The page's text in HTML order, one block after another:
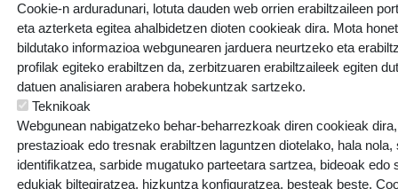
Cookie-n arduradunari, lotuta dauden web orrien erabiltzaileen
eta azterketa egitea ahalbidetzen dioten cookieak dira. Mota
bildutako informazioa webgunearen jarduera neurtzeko eta
profilak egiteko erabiltzen da, zerbitzuaren erabiltzaileek egiten
datuen analisiaren arabera hobekuntzak sartzeko.
Teknikoak
Webgunean nabigatzeko behar-beharrezkoak diren cookieak
prestazioak edo tresnak erabiltzen laguntzen diotelako, hala nola,
identifikatzea, sarbide mugatuko parteetara sartzea, bideoak edo
edukiak biltegiratzea, hizkuntza konfiguratzea, besteak beste.